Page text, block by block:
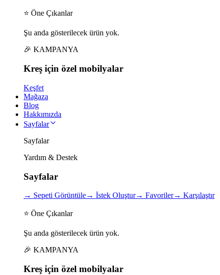
⭐ Öne Çıkanlar
Şu anda gösterilecek ürün yok.
🎉 KAMPANYA
Kreş için özel mobilyalar
Keşfet
Mağaza
Blog
Hakkımızda
Sayfalar
Sayfalar
Yardım & Destek
Sayfalar
→ Sepeti Görüntüle→ İstek Oluştur→ Favoriler→ Karşılaştır
⭐ Öne Çıkanlar
Şu anda gösterilecek ürün yok.
🎉 KAMPANYA
Kreş için özel mobilyalar